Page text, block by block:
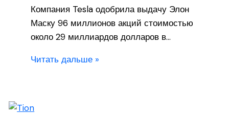
Компания Tesla одобрила выдачу Элон
Маску 96 миллионов акций стоимостью
около 29 миллиардов долларов в…
Читать дальше »